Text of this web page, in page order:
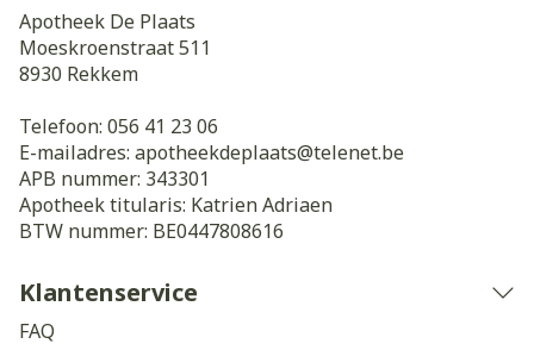
Apotheek De Plaats
Moeskroenstraat 511
8930 Rekkem
Telefoon: 056 41 23 06
E-mailadres: apotheekdeplaats@telenet.be
APB nummer: 343301
Apotheek titularis: Katrien Adriaen
BTW nummer: BE0447808616
Klantenservice
FAQ